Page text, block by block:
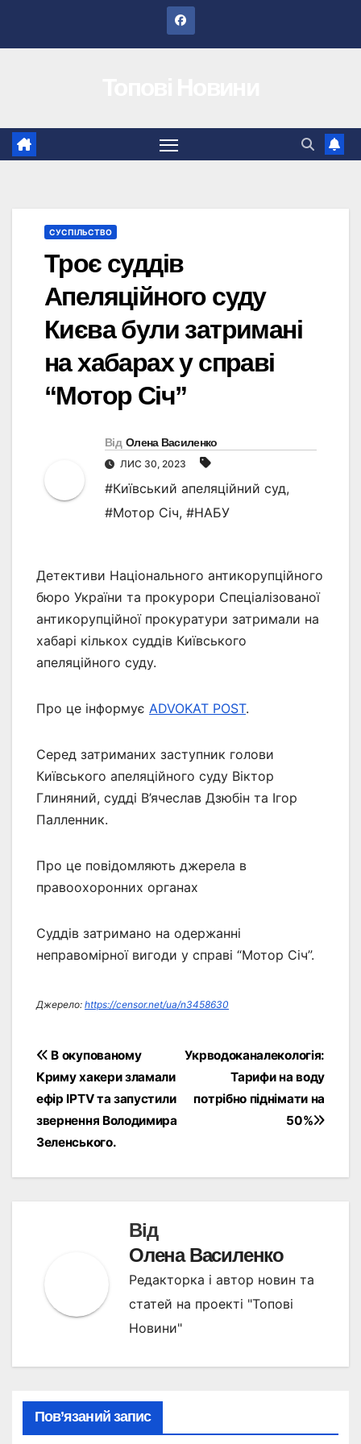
СУСПІЛЬСТВО
Троє суддів
Апеляційного суду
Києва були затримані
на хабарах у справі
“Мотор Січ”
Від Олена Василенко
ЛИС 30, 2023
#Київський апеляційний суд,
#Мотор Січ, #НАБУ
Детективи Національного антикорупційного
бюро України та прокурори Спеціалізованої
антикорупційної прокуратури затримали на
хабарі кількох суддів Київського
апеляційного суду.
Про це інформує ADVOKAT POST.
Серед затриманих заступник голови
Київського апеляційного суду Віктор
Глиняний, судді В’ячеслав Дзюбін та Ігор
Палленник.
Про це повідомляють джерела в
правоохоронних органах
Суддів затримано на одержанні
неправомірної вигоди у справі “Мотор Січ”.
Джерело: https://censor.net/ua/n3458630
Навігація
записів
Укрводоканалекологія:
Тарифи на воду
потрібно піднімати на
50%
В окупованому
Криму хакери зламали
ефір IPTV та запустили
звернення Володимира
Зеленського.
Від
Олена Василенко
Редакторка і автор новин та
статей на проекті "Топові
Новини"
Пов’язаний запис